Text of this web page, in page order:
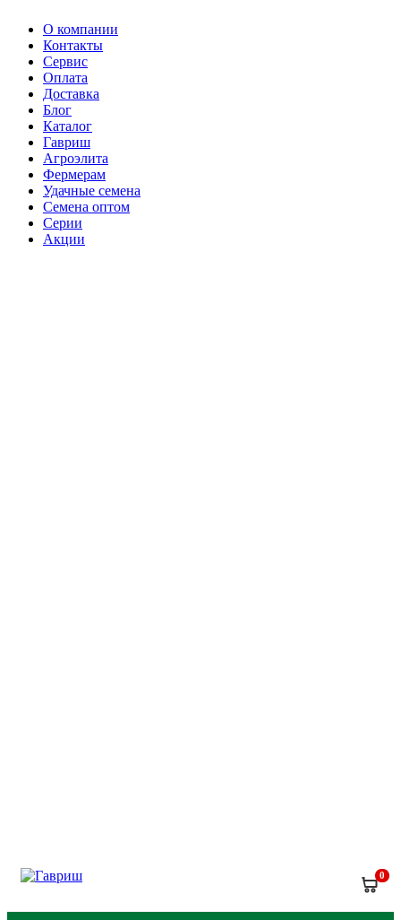
О компании
Контакты
Сервис
Оплата
Доставка
Блог
Каталог
Гавриш
Агроэлита
Фермерам
Удачные семена
Семена оптом
Серии
Акции
0